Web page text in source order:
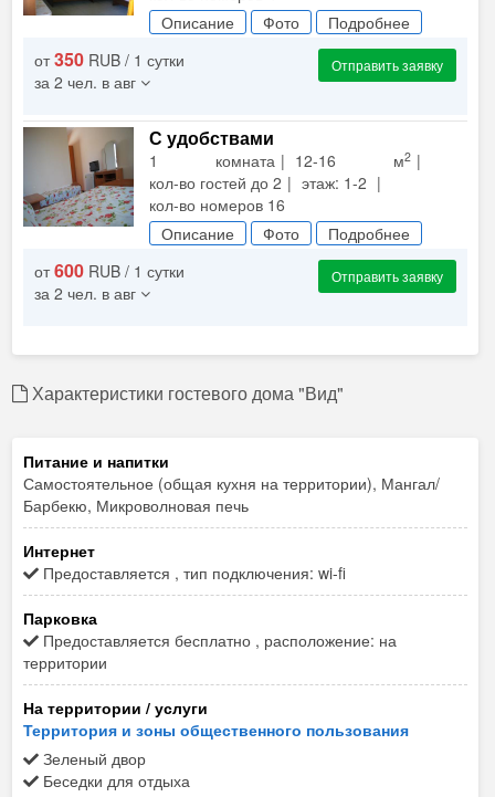
Описание
Фото
Подробнее
от350 RUB / 1 сутки
за 2 чел. в авг
Отправить заявку
С удобствами
1 комната 12-16 м2
кол-во гостей до 2
этаж: 1-2
кол-во номеров 16
Описание
Фото
Подробнее
от600 RUB / 1 сутки
за 2 чел. в авг
Отправить заявку
Характеристики гостевого дома "Вид"
Питание и напитки
Самостоятельное (общая кухня на территории), Мангал/
Барбекю, Микроволновая печь
Интернет
Предоставляется , тип подключения: wi-fi
Парковка
Предоставляется бесплатно , расположение: на
территории
На территории / услуги
Территория и зоны общественного пользования
Зеленый двор
Беседки для отдыха